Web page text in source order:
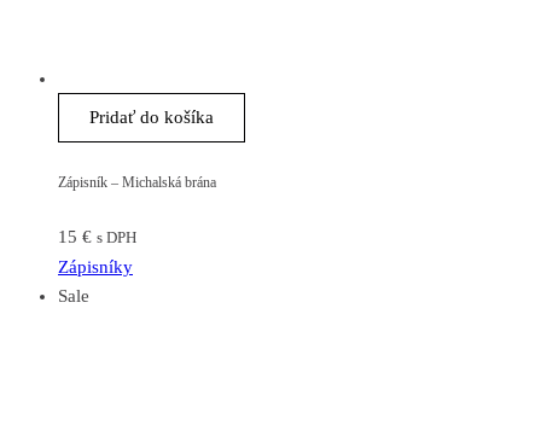
Pridať do košíka
Zápisník – Michalská brána
15 € s DPH
Zápisníky
Sale